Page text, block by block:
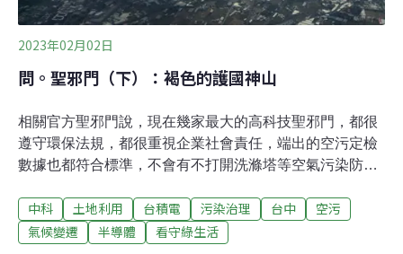
2023年02月02日
問。聖邪門（下）：褐色的護國神山
相關官方聖邪門說，現在幾家最大的高科技聖邪門，都很
遵守環保法規，都很重視企業社會責任，端出的空污定檢
數據也都符合標準，不會有不打開洗滌塔等空氣污染防制
我還是無法分辨他們說的是真是假。即便他們說的是真
的，我偷偷地跟你說，這些高科技聖邪門經過數十年的發
中科 土地利用 台積電 污染治理 台中
空污
氣候變遷
半導體 看守綠生活